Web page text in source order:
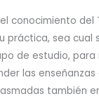
conocimiento del
práctica, sea cual
de estudio, para
las enseñanzas
también